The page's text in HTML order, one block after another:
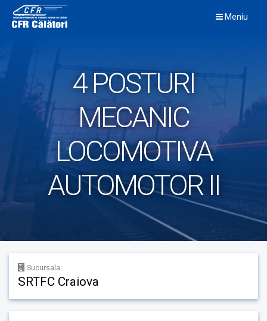
content
Meniu
4 POSTURI
MECANIC
LOCOMOTIVA
AUTOMOTOR II
Sucursala
SRTFC Craiova